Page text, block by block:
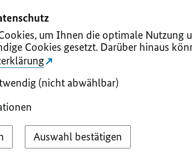
um Ihnen die optimale Nutzung
Cookies gesetzt. Darüber hinaus
(nicht abwählbar)
Auswahl bestätigen